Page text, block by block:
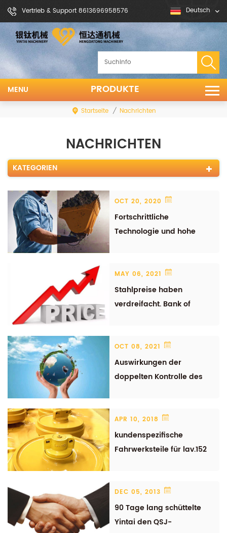
Vertrieb & Support 8613696958576 Deutsch
PRODUKTE
MENU
Startseite / Nachrichten
NACHRICHTEN
KATEGORIEN
OCT 20, 2020
Fortschrittliche
Technologie und hohe
MAY 06, 2021
Stahlpreise haben
verdreifacht. Bank of
OCT 08, 2021
Auswirkungen der
doppelten Kontrolle des
APR 10, 2018
kundenspezifische
Fahrwerksteile für lav.152
DEC 05, 2013
90 Tage lang schüttelte
Yintai den QSJ-